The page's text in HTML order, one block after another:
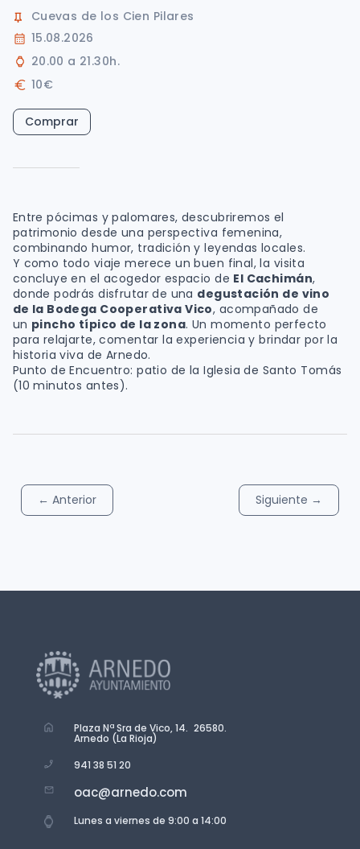
Cuevas de los Cien Pilares
15.08.2026
20.00 a 21.30h.
10€
Comprar
Entre pócimas y palomares, descubriremos el
patrimonio desde una perspectiva femenina,
combinando humor, tradición y leyendas locales.
Y como todo viaje merece un buen final, la visita
concluye en el acogedor espacio de El Cachimán,
donde podrás disfrutar de una degustación de vino
de la Bodega Cooperativa Vico, acompañado de
un pincho típico de la zona. Un momento perfecto
para relajarte, comentar la experiencia y brindar por la
historia viva de Arnedo.
Punto de Encuentro: patio de la Iglesia de Santo Tomás
(10 minutos antes).
← Anterior Siguiente →
Plaza Nª Sra de Vico, 14. 26580.
Arnedo (La Rioja)
941 38 51 20
oac@arnedo.com
Lunes a viernes de 9:00 a 14:00